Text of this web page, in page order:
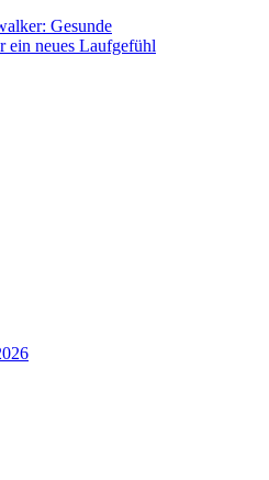
Gesunde
ein neues Laufgefühl